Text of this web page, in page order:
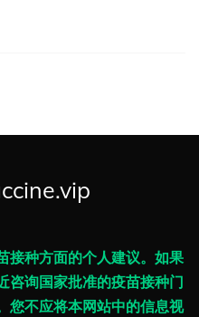
接种方面的个人建议。如果
咨询国家批准的疫苗接种门
您不应将本网站中的信息视